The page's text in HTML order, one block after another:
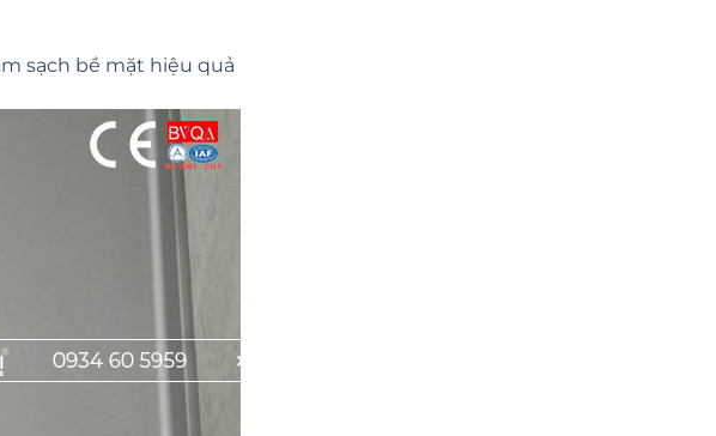
sạch bề mặt hiệu quả